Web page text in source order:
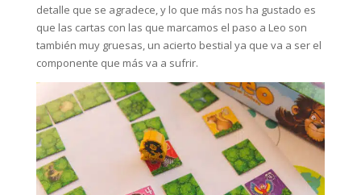
detalle que se agradece, y lo que más nos ha gustado es
que las cartas con las que marcamos el paso a Leo son
también muy gruesas, un acierto bestial ya que va a ser el
componente que más va a sufrir.